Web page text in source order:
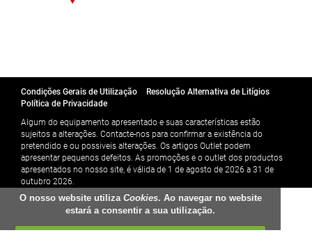
Condições Gerais de Utilização
Resolução Alternativa de Litígios
Política de Privacidade
Algum do equipamento apresentado e suas características estão
sujeitos a alterações. Contacte-nos para confirmar a existência do
pretendido e ou possiveis alterações. Os artigos Outlet podem
apresentar pequenos defeitos. As promoções e o outlet dos productos
apresentados no nosso site, é válida de 1 de agosto de 2026 a 31 de
outubro 2026.
O nosso website utiliza Cookies. Ao navegar no website
estará a consentir a sua utilização.